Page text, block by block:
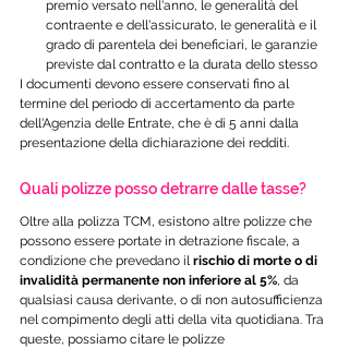
premio versato nell'anno, le generalità del
contraente e dell'assicurato, le generalità e il
grado di parentela dei beneficiari, le garanzie
previste dal contratto e la durata dello stesso
I documenti devono essere conservati fino al
termine del periodo di accertamento da parte
dell'Agenzia delle Entrate, che è di 5 anni dalla
presentazione della dichiarazione dei redditi.
Quali polizze posso detrarre dalle tasse?
Oltre alla polizza TCM, esistono altre polizze che
possono essere portate in detrazione fiscale, a
condizione che prevedano il rischio di morte o di
invalidità permanente non inferiore al 5%, da
qualsiasi causa derivante, o di non autosufficienza
nel compimento degli atti della vita quotidiana. Tra
queste, possiamo citare le polizze